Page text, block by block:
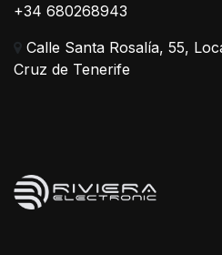
+34 680268943
Calle Santa Rosalía, 55,
Cruz de Tenerife